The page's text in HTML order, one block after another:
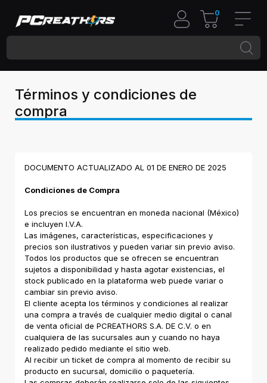
0
Términos y condiciones de
compra
DOCUMENTO ACTUALIZADO AL 01 DE ENERO DE 2025
Condiciones de Compra
Los precios se encuentran en moneda nacional (México)
e incluyen I.V.A.
Las imágenes, características, especificaciones y
precios son ilustrativos y pueden variar sin previo aviso.
Todos los productos que se ofrecen se encuentran
sujetos a disponibilidad y hasta agotar existencias, el
stock publicado en la plataforma web puede variar o
cambiar sin previo aviso.
El cliente acepta los términos y condiciones al realizar
una compra a través de cualquier medio digital o canal
de venta oficial de PCREATHORS S.A. DE C.V. o en
cualquiera de las sucursales aun y cuando no haya
realizado pedido mediante el sitio web.
Al recibir un ticket de compra al momento de recibir su
producto en sucursal, domicilio o paquetería.